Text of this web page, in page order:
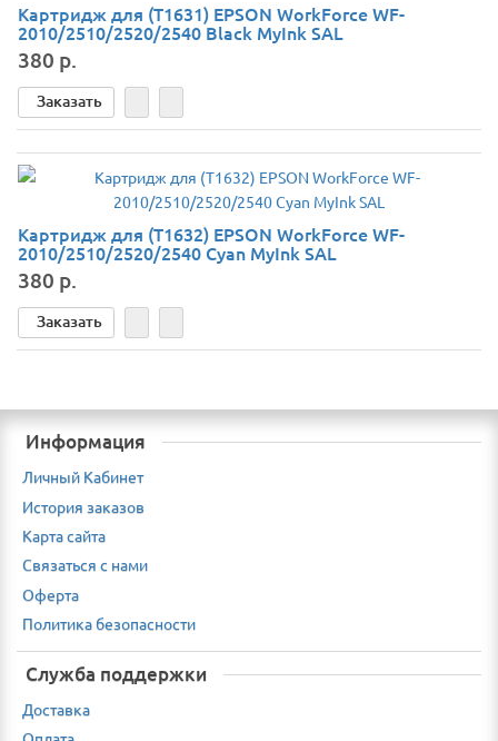
Картридж для (T1631) EPSON WorkForce WF-
2010/2510/2520/2540 Black MyInk SAL
380 р.
Заказать
Картридж для (T1632) EPSON WorkForce WF-
2010/2510/2520/2540 Cyan MyInk SAL
380 р.
Заказать
Информация
Личный Кабинет
История заказов
Карта сайта
Связаться с нами
Оферта
Политика безопасности
Служба поддержки
Доставка